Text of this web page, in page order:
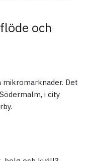
och
Det
i city